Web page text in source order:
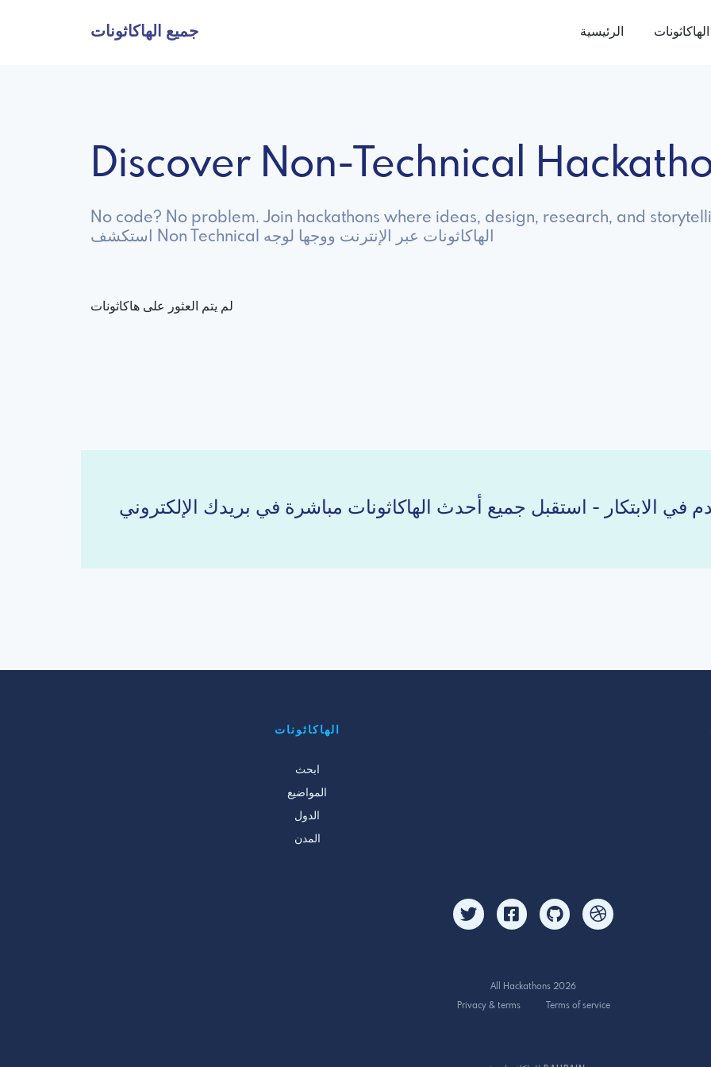
جميع الهاكاثونات الرئيسية الهاكاثونات
Discover Non-Technical
No code? No problem. Join hackathons where ideas, design, research, and
استكشف Non Technical الهاكاثونات عبر الإنترنت ووجها لوجه
لم يتم العثور على هاكاثونات
الهاكاثونات
ابحث
المواضيع
الدول
المدن
All Hackathons 2026
Privacy & terms
Terms of service